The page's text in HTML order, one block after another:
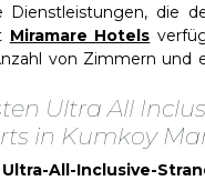
Dienstleistungen, die
Miramare Hotels
von Zimmern und
Ultra All
in Kumkoy
All-Inclusive-